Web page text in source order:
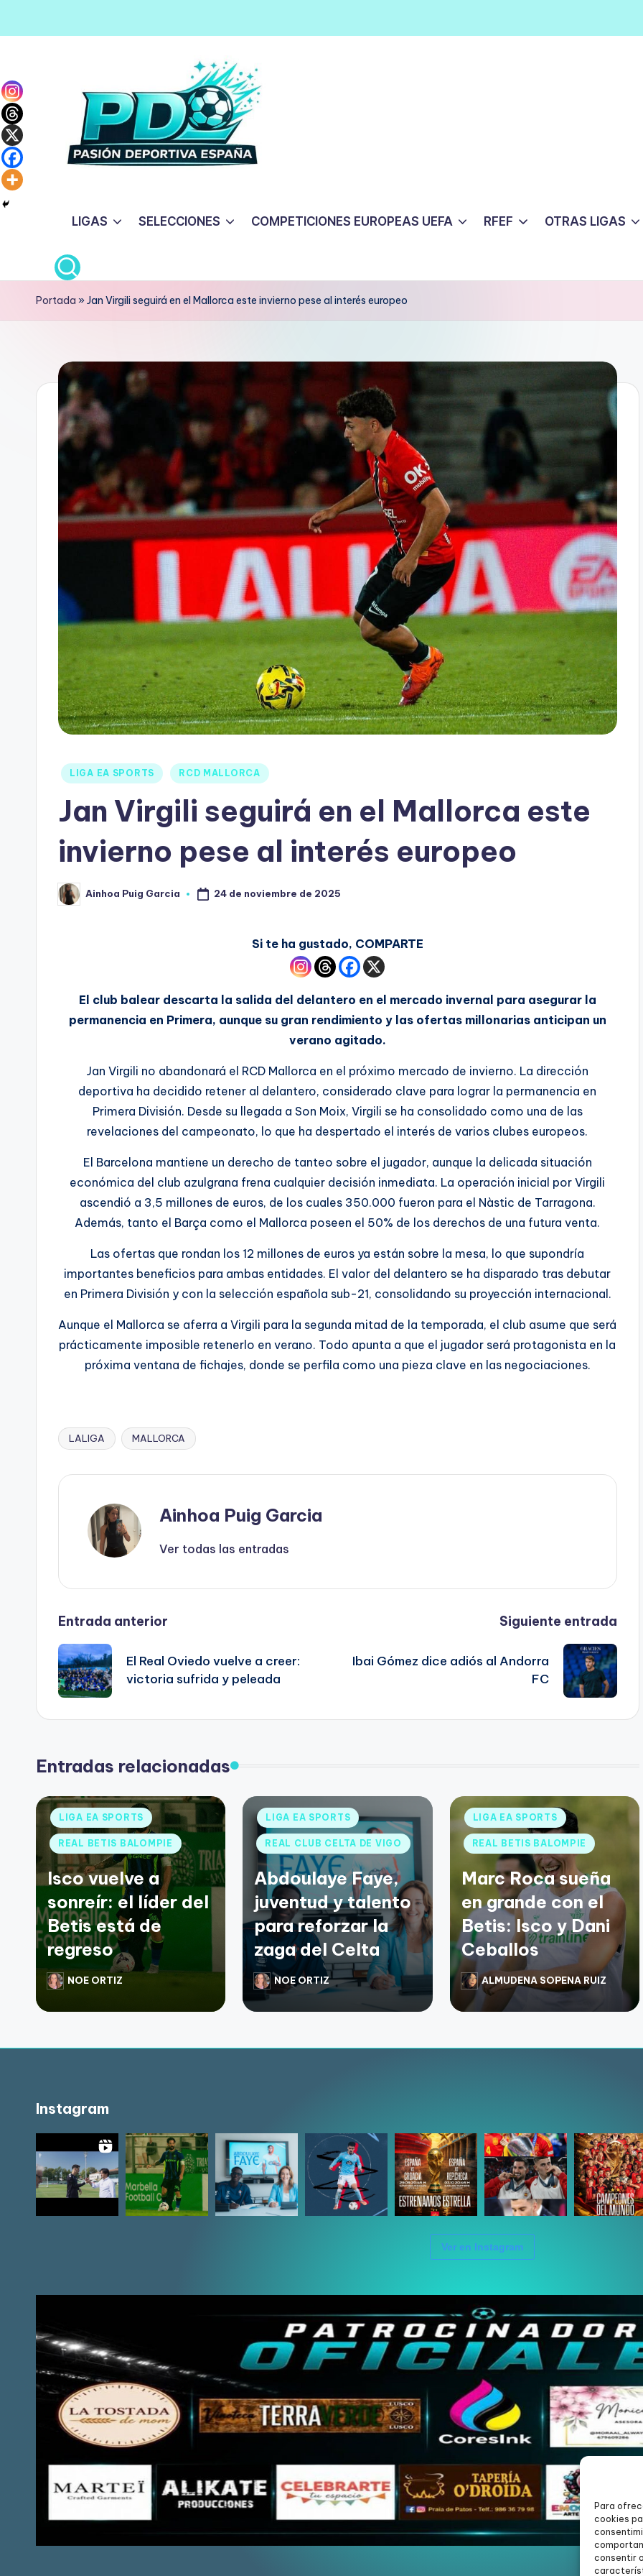
Para
cookies
consentir
Saltar
contenido
LIGAS SELECCIONES COMPETICIONES EUROPEAS UEFA RFEF OTRAS LIGAS
Portada »Jan Virgili seguirá en el Mallorca este invierno pese al interés europeo
LIGA EA SPORTS RCD MALLORCA
Jan Virgili seguirá en el Mallorca este
invierno pese al interés europeo
Ainhoa Puig Garcia 24 de noviembre de 2025
Si te ha gustado, COMPARTE
El club balear descarta la salida del delantero en el mercado invernal para asegurar la
permanencia en Primera, aunque su gran rendimiento y las ofertas millonarias anticipan un
verano agitado.
Jan Virgili no abandonará el RCD Mallorca en el próximo mercado de invierno. La dirección
deportiva ha decidido retener al delantero, considerado clave para lograr la permanencia en
Primera División. Desde su llegada a Son Moix, Virgili se ha consolidado como una de las
revelaciones del campeonato, lo que ha despertado el interés de varios clubes europeos.
El Barcelona mantiene un derecho de tanteo sobre el jugador, aunque la delicada situación
económica del club azulgrana frena cualquier decisión inmediata. La operación inicial por Virgili
ascendió a 3,5 millones de euros, de los cuales 350.000 fueron para el Nàstic de Tarragona.
Además, tanto el Barça como el Mallorca poseen el 50% de los derechos de una futura venta.
Las ofertas que rondan los 12 millones de euros ya están sobre la mesa, lo que supondría
importantes beneficios para ambas entidades. El valor del delantero se ha disparado tras debutar
en Primera División y con la selección española sub-21, consolidando su proyección internacional.
Aunque el Mallorca se aferra a Virgili para la segunda mitad de la temporada, el club asume que será
prácticamente imposible retenerlo en verano. Todo apunta a que el jugador será protagonista en la
próxima ventana de fichajes, donde se perfila como una pieza clave en las negociaciones.
LALIGA MALLORCA
Ainhoa Puig Garcia
Ver todas las entradas
Entrada anterior
El Real Oviedo vuelve a creer:
victoria sufrida y peleada
Siguiente entrada
Ibai Gómez dice adiós al Andorra
FC
Entradas relacionadas
LIGA EA SPORTS
REAL BETIS BALOMPIE
Isco vuelve a
sonreír: el líder del
Betis está de
regreso
NOE ORTIZ
LIGA EA SPORTS
REAL CLUB CELTA DE VIGO
Abdoulaye Faye,
juventud y talento
para reforzar la
zaga del Celta
NOE ORTIZ
LIGA EA SPORTS
REAL BETIS BALOMPIE
Marc Roca sueña
en grande con el
Betis: Isco y Dani
Ceballos
ALMUDENA SOPENA RUIZ
Instagram
Ver en Instagram